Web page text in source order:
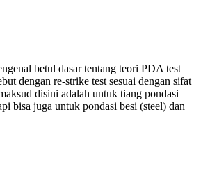
betul dasar tentang teori PDA test
dengan re-strike test sesuai dengan sifat
disini adalah untuk tiang pondasi
bisa juga untuk pondasi besi (steel) dan